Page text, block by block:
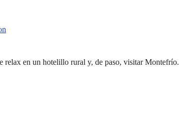
relax en un hotelillo rural y, de paso, visitar Montefrío.